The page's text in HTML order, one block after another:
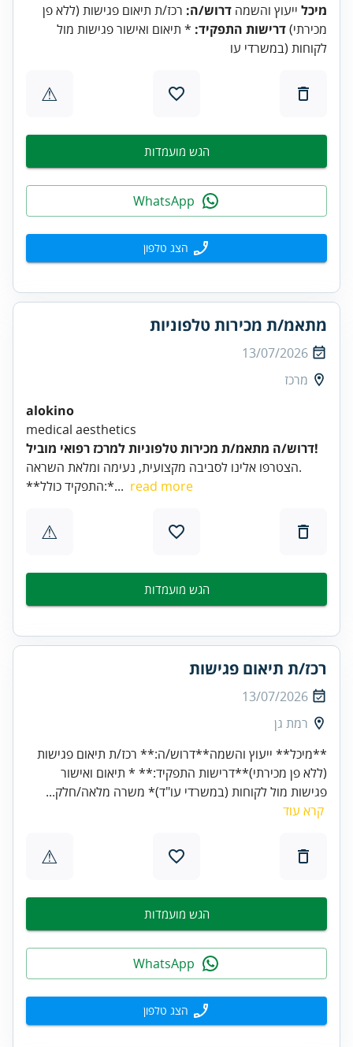
מיכל ייעוץ והשמה דרוש/ה: רכז/ת תיאום פגישות (ללא פן
מכירתי)דרישות התפקיד: * תיאום ואישור פגישות מול
לקוחות (במשרדי עו
⚠
הגש מועמדות
הצג טלפון
מתאמ/ת מכירות טלפוניות
13/07/2026
מרכז
alokino
medical aesthetics
דרוש/ה מתאמ/ת מכירות טלפוניות למרכז רפואי מוביל!
הצטרפו אלינו לסביבה מקצועית, נעימה ומלאת השראה.
**התפקיד כולל:*... read more
⚠
הגש מועמדות
רכז/ת תיאום פגישות
13/07/2026
רמת גן
**מיכל** ייעוץ והשמה**דרוש/ה:** רכז/ת תיאום פגישות
(ללא פן מכירתי)**דרישות התפקיד:** * תיאום ואישור
פגישות מול לקוחות (במשרדי עו"ד)* משרה מלאה/חלק...
קרא עוד
⚠
הגש מועמדות
הצג טלפון